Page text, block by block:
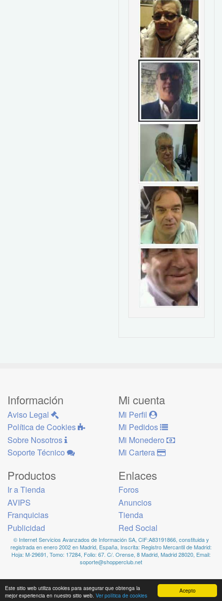
Acepto
Este sitio web utiliza cookies para asegurar que obtenga la
mejor experiencia en nuestro sitio web. Ver política de cookies
Información
Aviso Legal
Política de Cookies
Sobre Nosotros
Soporte Técnico
Mi cuenta
Mi Perfil
Mi Pedidos
Mi Monedero
Mi Cartera
Productos
Ir a Tienda
AVIPS
Franquicias
Publicidad
Enlaces
Foros
Anuncios
Tienda
Red Social
© Internet Servicios Avanzados de Información SA, CIF:A83191866, constituida y
registrada en enero 2002 en Madrid, España, Inscrita: Registro Mercantil de Madrid:
Hoja: M-29691, Tomo: 17284, Folio: 67. C/. Orense, 8 Madrid, Madrid 28020, Email:
soporte@shopperclub.net